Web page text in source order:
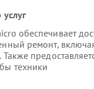
обеспечивает
ремонт,
Также
техники